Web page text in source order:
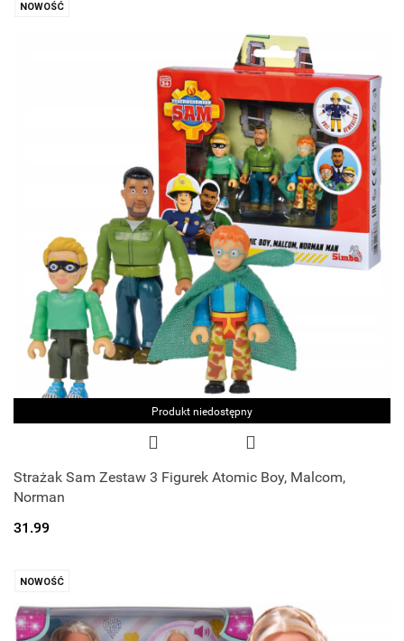
NOWOŚĆ
Produkt niedostępny
Strażak Sam Zestaw 3 Figurek Atomic Boy, Malcom,
Norman
31.99
NOWOŚĆ